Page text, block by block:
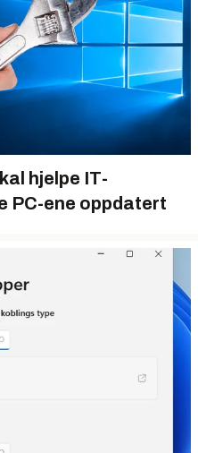
hjelpe IT-
PC-ene oppdatert